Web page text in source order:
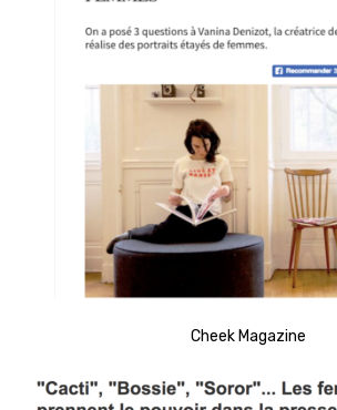
Cheek Magazine